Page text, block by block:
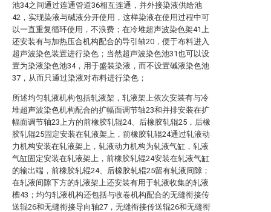
池34之间通过连通管道36相互连通，并外接染液供给池
42，实现染液与碱液分开使用，这样染液在使用过程中可
以一直重复循环使用，不浪费；在冷堆超声波染色架41上
还安装有与加热压合机构配合的导引轴20，便于布料进入
超声波染色装置进行染色；当然超声波染色池31也可以设
置为染液染色池34，用于盛装染液，而不设置碱液染色池
37，从而只通过染液对布料进行染色；
所述均匀轧液机构包括轧液架，轧液架上依次安装有与冷
堆超声波染色机构配合的扩幅面调节轴23和并排安装在扩
幅面调节轴23上方的前橡胶轧辊24、后橡胶轧辊25，后橡
胶轧辊25固定安装在轧液架上，前橡胶轧辊24通过轧液动
力机构安装在轧液架上，轧液动力机构为轧液气缸，轧液
气缸固定安装在轧液架上，前橡胶轧辊24安装在轧液气缸
的输出端，前橡胶轧辊24、后橡胶轧辊25留有轧液间隙；
在轧液间隙下方的轧液架上还安装有用于轧液收集的轧液
槽43；均匀轧液机构还包括与收卷机构配合的无缝衔接传
送辊26和无缝衔接导向轴27，无缝衔接传送辊26和无缝衔